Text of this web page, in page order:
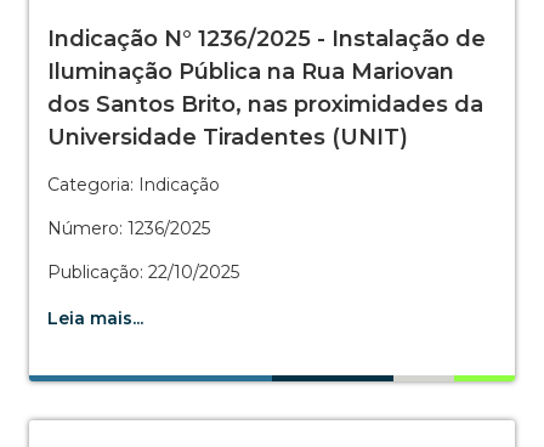
Indicação N° 1236/2025 - Instalação de
Iluminação Pública na Rua Mariovan
dos Santos Brito, nas proximidades da
Universidade Tiradentes (UNIT)
Categoria: Indicação
Número: 1236/2025
Publicação: 22/10/2025
Leia mais...